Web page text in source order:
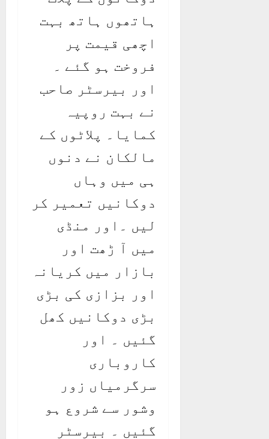
ہاتھوں ہاتھ بہت
اچھی قیمت پر
فروخت ہو گئے ۔
اور بیرسٹر صاحب
نے بہت روپیہ
کمایا۔ پلاٹوں کے
مالکان نے دنوں
ہی میں وہاں
دوکانیں تعمیر کر
لیں ۔اور منڈی
میں آ ڑھت اور
بازار میں کریانہ
اور بزازی کی بڑی
بڑی دوکانیں کھل
گئیں ۔ اور
کاروباری
سرگرمیاں زور
وشور سے شروع ہو
گئیں ۔ بیرسٹر